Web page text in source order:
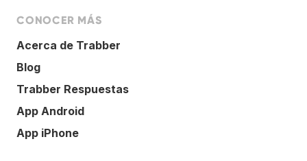
CONOCER MÁS
Acerca de Trabber
Blog
Trabber Respuestas
App Android
App iPhone